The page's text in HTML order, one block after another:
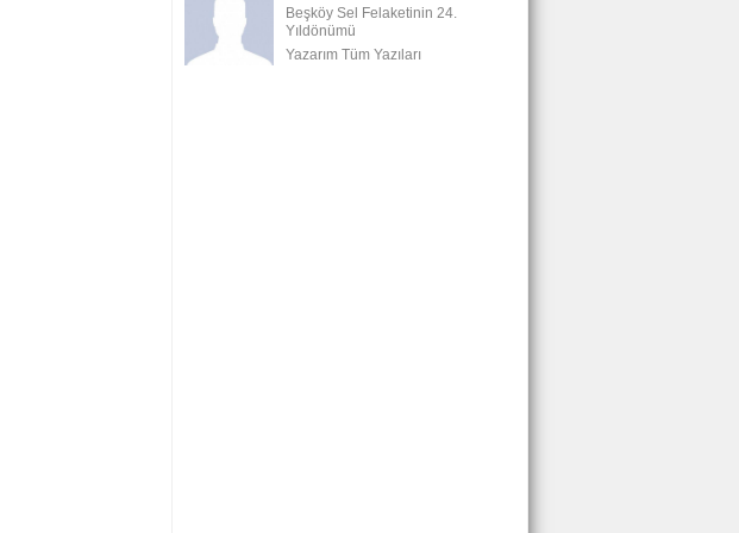
Beşköy Sel Felaketinin 24.
Yıldönümü
Yazarım Tüm Yazıları